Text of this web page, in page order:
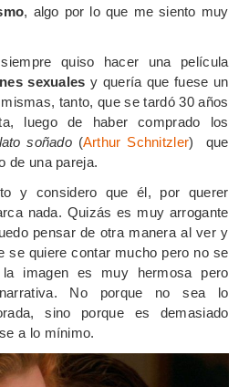
, algo por lo que me siento muy
quiso hacer una película
sexuales y quería que fuese un
tanto, que se tardó 30 años
luego de haber comprado los
soñado (Arthur Schnitzler) que
de una pareja.
y considero que él, por querer
nada. Quizás es muy arrogante
pensar de otra manera al ver y
se quiere contar mucho pero no se
la imagen es muy hermosa pero
No porque no sea lo
sino porque es demasiado
a lo mínimo.